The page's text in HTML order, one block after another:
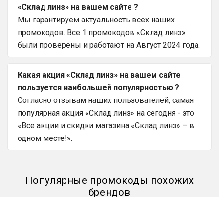
«Склад линз» на вашем сайте ?
Мы гарантируем актуальность всех наших
промокодов. Все 1 промокодов «Склад линз»
были проверены и работают на Август 2024 года.
Какая акция «Склад линз» на вашем сайте
пользуется наибольшей популярностью ?
Согласно отзывам наших пользователей, самая
популярная акция «Склад линз» на сегодня - это
«Все акции и скидки магазина «Склад линз» – в
одном месте!».
Популярные промокоды похожих
брендов